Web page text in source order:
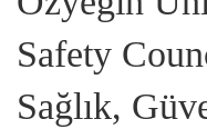
Safety
Sağlık,